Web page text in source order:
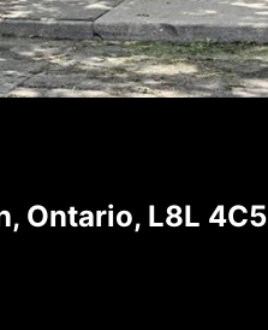
Ontario, L8L 4C5